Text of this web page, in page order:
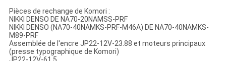
Pièces de rechange de Komori :
NIKKI DENSO DE NA70-20NAMSS-PRF
NIKKI DENSO (NA70-40NAMKS-PRF-M46A) DE NA70-40NAMKS-
M89-PRF
Assemblée de l'encre JP22-12V-23.88 et moteurs principaux
(presse typographique de Komori)